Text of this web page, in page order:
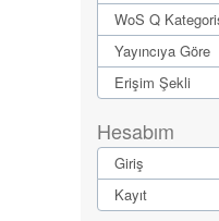
WoS Q
Yayıncıya Göre
Erişim Şekli
Hesabım
Giriş
Kayıt